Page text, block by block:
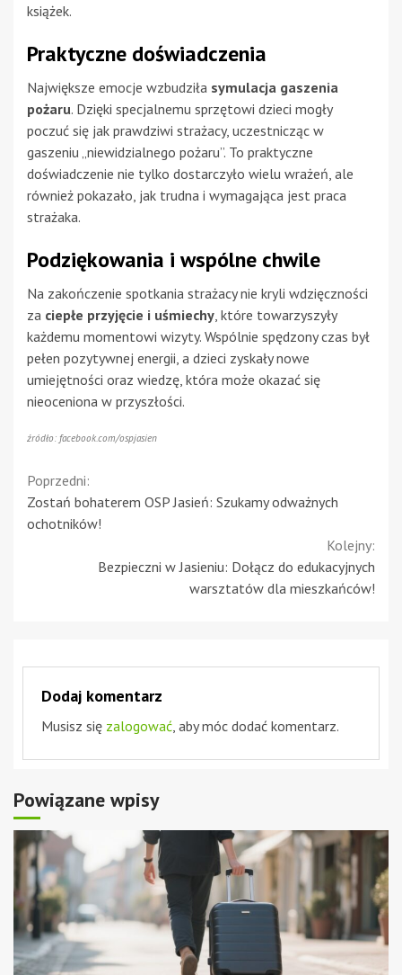
książek.
Praktyczne doświadczenia
Największe emocje wzbudziła symulacja gaszenia
pożaru. Dzięki specjalnemu sprzętowi dzieci mogły
poczuć się jak prawdziwi strażacy, uczestnicząc w
gaszeniu „niewidzialnego pożaru”. To praktyczne
doświadczenie nie tylko dostarczyło wielu wrażeń, ale
również pokazało, jak trudna i wymagająca jest praca
strażaka.
Podziękowania i wspólne chwile
Na zakończenie spotkania strażacy nie kryli wdzięczności
za ciepłe przyjęcie i uśmiechy, które towarzyszyły
każdemu momentowi wizyty. Wspólnie spędzony czas był
pełen pozytywnej energii, a dzieci zyskały nowe
umiejętności oraz wiedzę, która może okazać się
nieoceniona w przyszłości.
źródło: facebook.com/ospjasien
Continue
Reading
Poprzedni:
Zostań bohaterem OSP Jasień: Szukamy odważnych
ochotników!
Kolejny:
Bezpieczni w Jasieniu: Dołącz do edukacyjnych
warsztatów dla mieszkańców!
Dodaj komentarz
Musisz się zalogować, aby móc dodać komentarz.
Powiązane wpisy